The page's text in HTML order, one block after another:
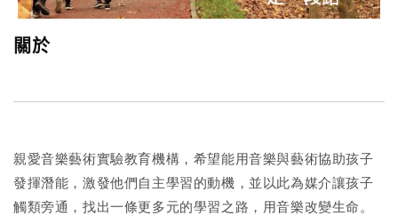
關於
親愛音樂藝術實驗教育機構，希望能用音樂與藝術協助孩子
發揮潛能，激發他們自主學習的動機，並以此為媒介讓孩子
觸類旁通，找出一條更多元的學習之路，用音樂改變生命。